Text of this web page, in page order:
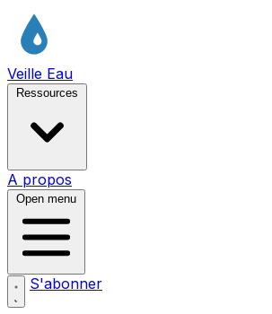
Veille Eau
Ressources
A propos
Open menu
S'abonner